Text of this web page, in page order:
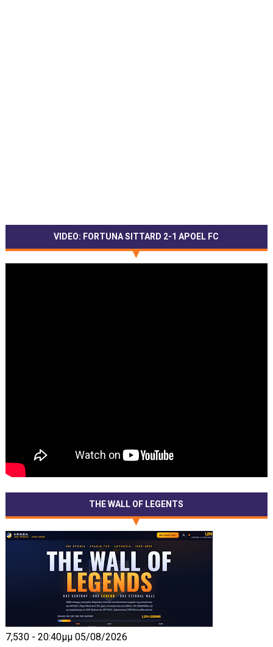
VIDEO: FORTUNA SITTARD 2-1 APOEL FC
THE WALL OF LEGENTS
7,530 - 20:40μμ 05/08/2026